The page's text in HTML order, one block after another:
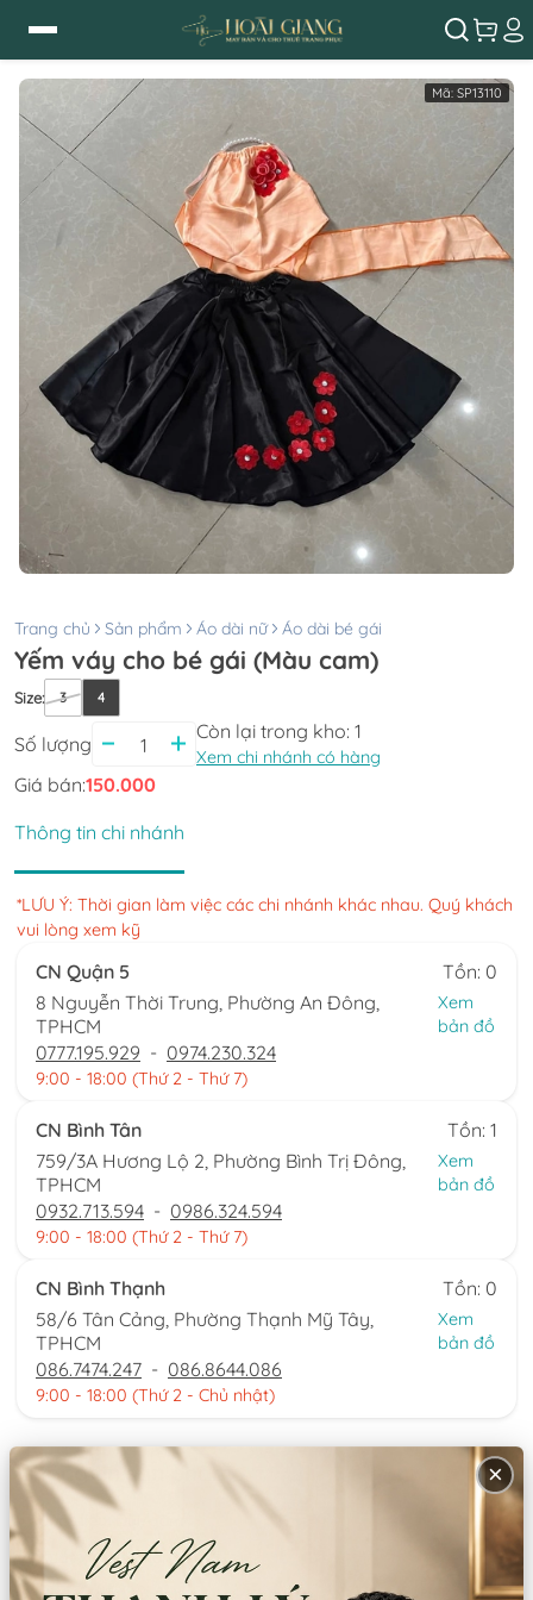
Mã: SP13110
Trang chủ Sản phẩm Áo dài nữ Áo dài bé gái
Yếm váy cho bé gái (Màu cam)
Size: 3 4
Số lượng
Còn lại trong kho: 1
Xem chi nhánh có hàng
Giá bán:150.000
Thông tin chi nhánh
*LƯU Ý: Thời gian làm việc các chi nhánh khác nhau. Quý khách
vui lòng xem kỹ
CN Quận 5
Tồn: 0
8 Nguyễn Thời Trung, Phường An Đông,
TPHCM
Xem
bản đồ
0777.195.929 - 0974.230.324
9:00 - 18:00 (Thứ 2 - Thứ 7)
CN Bình Tân
Tồn: 1
759/3A Hương Lộ 2, Phường Bình Trị Đông,
TPHCM
Xem
bản đồ
0932.713.594 - 0986.324.594
9:00 - 18:00 (Thứ 2 - Thứ 7)
CN Bình Thạnh
Tồn: 0
58/6 Tân Cảng, Phường Thạnh Mỹ Tây,
TPHCM
Xem
bản đồ
086.7474.247 - 086.8644.086
9:00 - 18:00 (Thứ 2 - Chủ nhật)
Thông tin sản phẩm
Chất liệu:
Xuất xứ:Việt Nam
Hướng dẫn sử dụng:
×